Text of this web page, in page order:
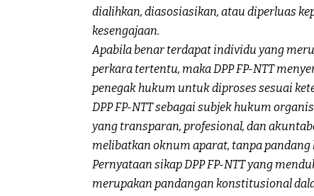
dialihkan, diasosiasikan, atau diperluas
kesengajaan.
Apabila benar terdapat individu yang
perkara tertentu, maka DPP FP-NTT
penegak hukum untuk diproses sesuai
DPP FP-NTT sebagai subjek hukum
yang transparan, profesional, dan
melibatkan oknum aparat, tanpa pandang
Pernyataan sikap DPP FP-NTT yang
merupakan pandangan konstitusional